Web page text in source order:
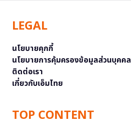
LEGAL
นโยบายคุกกี้
นโยบายการคุ้มครองข้อมูลส่วนบุคคล
ติดต่อเรา
เกี่ยวกับเอ็มไทย
TOP CONTENT